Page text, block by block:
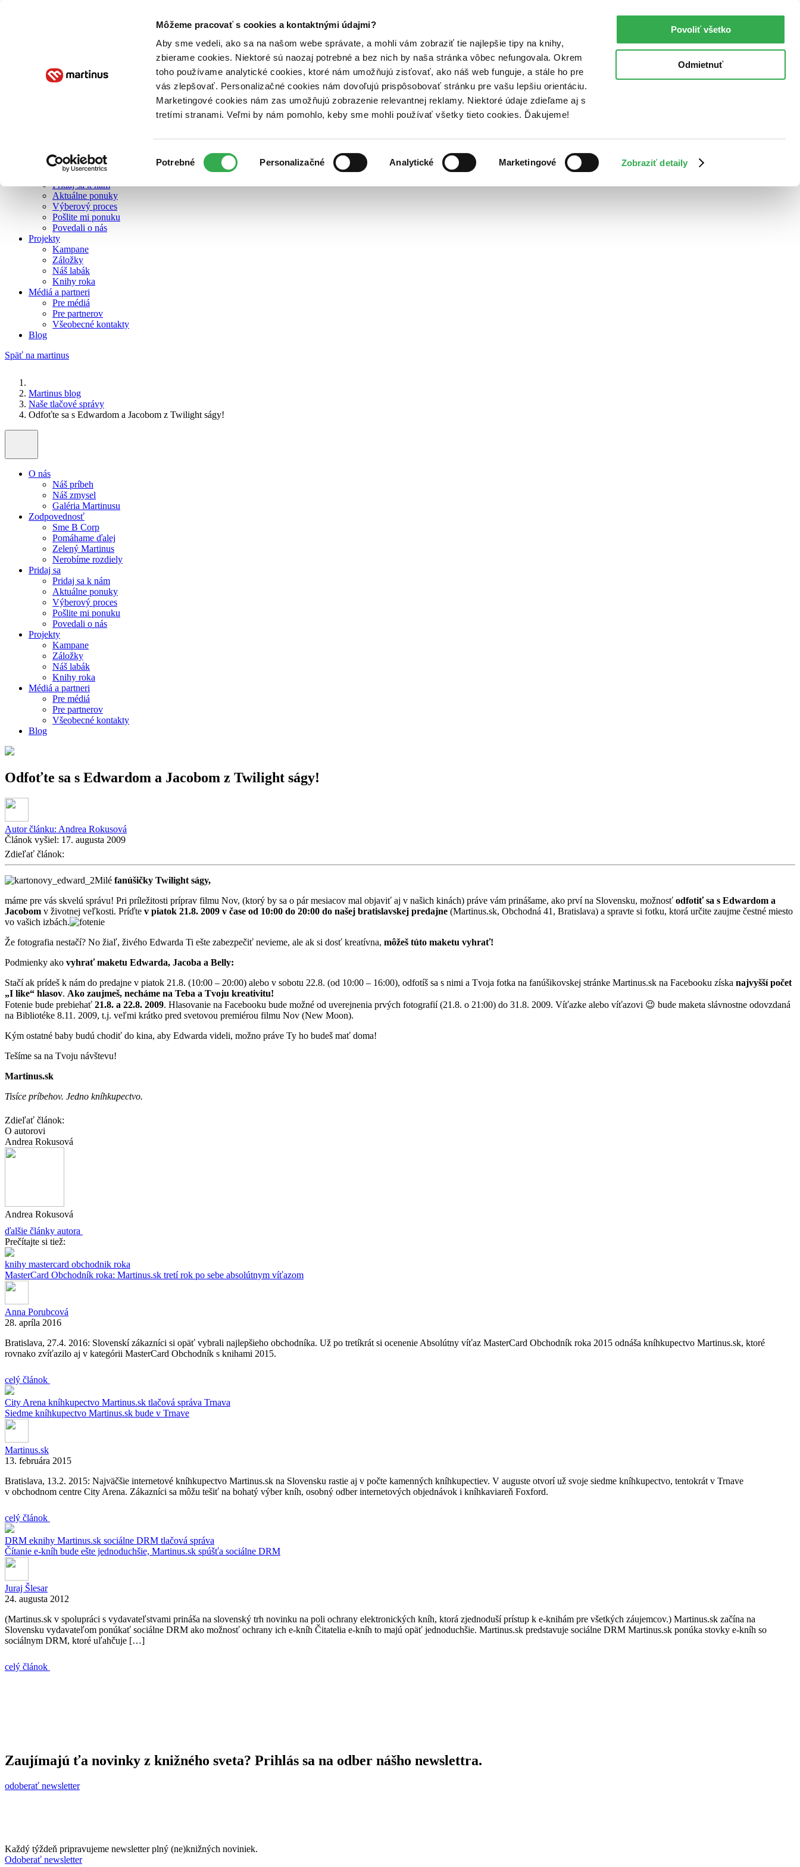
Môžeme pracovať s cookies a kontaktnými údajmi?
Aby sme vedeli, ako sa na našom webe správate, a mohli vám zobraziť tie najlepšie tipy na knihy,
zbierame cookies. Niektoré sú naozaj potrebné a bez nich by naša stránka vôbec nefungovala. Okrem
toho používame analytické cookies, ktoré nám umožňujú zisťovať, ako náš web funguje, a stále ho pre
vás zlepšovať. Personalizačné cookies nám dovoľujú prispôsobovať stránku pre vašu lepšiu orientáciu.
Marketingové cookies nám zas umožňujú zobrazenie relevantnej reklamy. Niektoré údaje zdieľame aj s
tretími stranami. Veľmi by nám pomohlo, keby sme mohli používať všetky tieto cookies. Ďakujeme!
súhlasu
Potrebné Personalizačné Analytické Marketingové Zobraziť detaily
Povoliť všetko
Odmietnuť
O nás
Zelený Martinus
Nerobíme rozdiely
Pridaj sa k nám
Aktuálne ponuky
Výberový proces
Pošlite mi ponuku
Povedali o nás
Projekty
Kampane
Záložky
Náš labák
Knihy roka
Médiá a partneri
Pre médiá
Pre partnerov
Všeobecné kontakty
Blog
Späť na martinus
Martinus blog
Naše tlačové správy
Odfoťte sa s Edwardom a Jacobom z Twilight ságy!
O nás
Náš príbeh
Náš zmysel
Galéria Martinusu
Zodpovednosť
Sme B Corp
Pomáhame ďalej
Zelený Martinus
Nerobíme rozdiely
Pridaj sa
Pridaj sa k nám
Aktuálne ponuky
Výberový proces
Pošlite mi ponuku
Povedali o nás
Projekty
Kampane
Záložky
Náš labák
Knihy roka
Médiá a partneri
Pre médiá
Pre partnerov
Všeobecné kontakty
Blog
Odfoťte sa s Edwardom a Jacobom z Twilight ságy!
Autor článku: Andrea Rokusová
Článok vyšiel: 17. augusta 2009
Zdieľať článok:
Milé fanúšičky Twilight ságy,
máme pre vás skvelú správu! Pri príležitosti príprav filmu Nov, (ktorý by sa o pár mesiacov mal objaviť aj v našich kinách) práve vám prinášame, ako prví na Slovensku, možnosť odfotiť sa s Edwardom a
Jacobom v životnej veľkosti. Príďte v piatok 21.8. 2009 v čase od 10:00 do 20:00 do našej bratislavskej predajne (Martinus.sk, Obchodná 41, Bratislava) a spravte si fotku, ktorá určite zaujme čestné miesto
vo vašich izbách.
Že fotografia nestačí? No žiaľ, živého Edwarda Ti ešte zabezpečiť nevieme, ale ak si dosť kreatívna, môžeš túto maketu vyhrať!
Podmienky ako vyhrať maketu Edwarda, Jacoba a Belly:
Stačí ak prídeš k nám do predajne v piatok 21.8. (10:00 – 20:00) alebo v sobotu 22.8. (od 10:00 – 16:00), odfotíš sa s nimi a Tvoja fotka na fanúšikovskej stránke Martinus.sk na Facebooku získa najvyšší počet
„I like“ hlasov. Ako zaujmeš, necháme na Teba a Tvoju kreativitu!
Fotenie bude prebiehať 21.8. a 22.8. 2009. Hlasovanie na Facebooku bude možné od uverejnenia prvých fotografií (21.8. o 21:00) do 31.8. 2009. Víťazke alebo víťazovi 😉 bude maketa slávnostne odovzdaná
na Bibliotéke 8.11. 2009, t.j. veľmi krátko pred svetovou premiérou filmu Nov (New Moon).
Kým ostatné baby budú chodiť do kina, aby Edwarda videli, možno práve Ty ho budeš mať doma!
Tešíme sa na Tvoju návštevu!
Martinus.sk
Tisíce príbehov. Jedno kníhkupectvo.
Zdieľať článok:
O autorovi
Andrea Rokusová
Andrea Rokusová
ďalšie články autora
Prečítajte si tiež:
knihy mastercard obchodnik roka
MasterCard Obchodník roka: Martinus.sk tretí rok po sebe absolútnym víťazom
Anna Porubcová
28. apríla 2016
Bratislava, 27.4. 2016: Slovenskí zákazníci si opäť vybrali najlepšieho obchodníka. Už po tretíkrát si ocenenie Absolútny víťaz MasterCard Obchodník roka 2015 odnáša kníhkupectvo Martinus.sk, ktoré
rovnako zvíťazilo aj v kategórii MasterCard Obchodník s knihami 2015.
celý článok
City Arena kníhkupectvo Martinus.sk tlačová správa Trnava
Siedme kníhkupectvo Martinus.sk bude v Trnave
Martinus.sk
13. februára 2015
Bratislava, 13.2. 2015: Najväčšie internetové kníhkupectvo Martinus.sk na Slovensku rastie aj v počte kamenných kníhkupectiev. V auguste otvorí už svoje siedme kníhkupectvo, tentokrát v Trnave
v obchodnom centre City Arena. Zákazníci sa môžu tešiť na bohatý výber kníh, osobný odber internetových objednávok i kníhkaviareň Foxford.
celý článok
DRM eknihy Martinus.sk sociálne DRM tlačová správa
Čítanie e-kníh bude ešte jednoduchšie, Martinus.sk spúšťa sociálne DRM
Juraj Šlesar
24. augusta 2012
(Martinus.sk v spolupráci s vydavateľstvami prináša na slovenský trh novinku na poli ochrany elektronických kníh, ktorá zjednoduší prístup k e-knihám pre všetkých záujemcov.) Martinus.sk začína na
Slovensku vydavateľom ponúkať sociálne DRM ako možnosť ochrany ich e-kníh Čitatelia e-kníh to majú opäť jednoduchšie. Martinus.sk predstavuje sociálne DRM Martinus.sk ponúka stovky e-kníh so
sociálnym DRM, ktoré uľahčuje […]
celý článok
Zaujímajú ťa novinky z knižného sveta? Prihlás sa na odber nášho newslettra.
odoberať newsletter
Každý týždeň pripravujeme newsletter plný (ne)knižných noviniek.
Odoberať newsletter